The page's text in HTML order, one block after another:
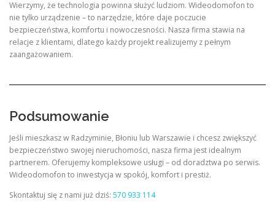
Wierzymy, że technologia powinna służyć ludziom. Wideodomofon to
nie tylko urządzenie – to narzędzie, które daje poczucie
bezpieczeństwa, komfortu i nowoczesności. Nasza firma stawia na
relacje z klientami, dlatego każdy projekt realizujemy z pełnym
zaangażowaniem.
Podsumowanie
Jeśli mieszkasz w Radzyminie, Błoniu lub Warszawie i chcesz zwiększyć
bezpieczeństwo swojej nieruchomości, nasza firma jest idealnym
partnerem. Oferujemy kompleksowe usługi – od doradztwa po serwis.
Wideodomofon to inwestycja w spokój, komfort i prestiż.
Skontaktuj się z nami już dziś: 570 933 114